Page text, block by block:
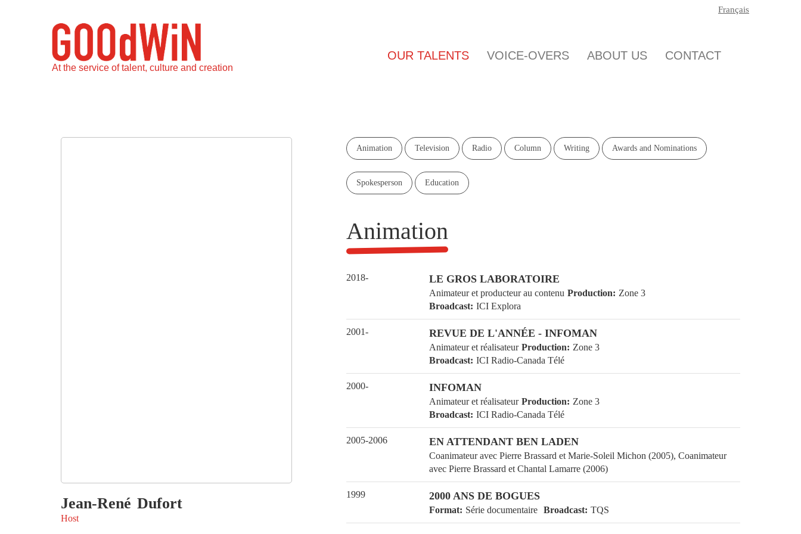
At the service of talent, culture and creation
Main OUR TALENTS VOICE-OVERS ABOUT US CONTACT
Français
Jean-René Dufort
Host
Animation Television Radio Column Writing Awards and Nominations
Spokesperson Education
Animation
2018- LE GROS LABORATOIRE
Animateur et producteur au contenu Production
Broadcast ICI Explora
2001- REVUE DE L'ANNÉE - INFOMAN
Animateur et réalisateur Production Zone 3
Broadcast ICI Radio-Canada Télé
2000- INFOMAN
Animateur et réalisateur Production Zone 3
Broadcast ICI Radio-Canada Télé
2005-2006 EN ATTENDANT BEN LADEN
Coanimateur avec Pierre Brassard et Marie-Soleil Michon (2005),
Coanimateur avec Pierre Brassard et Chantal Lamarre (2006)
1999 2000 ANS DE BOGUES
Format Série documentaire Broadcast